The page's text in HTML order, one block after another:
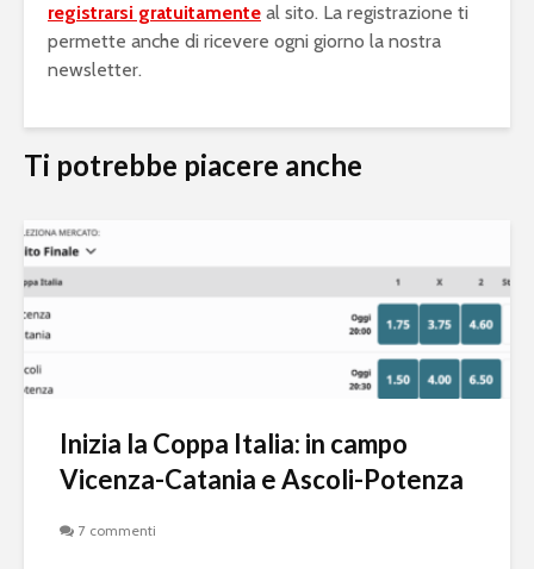
registrarsi gratuitamente al sito. La registrazione ti
permette anche di ricevere ogni giorno la nostra
newsletter.
Ti potrebbe piacere anche
Inizia la Coppa Italia: in campo
Vicenza-Catania e Ascoli-Potenza
7 commenti